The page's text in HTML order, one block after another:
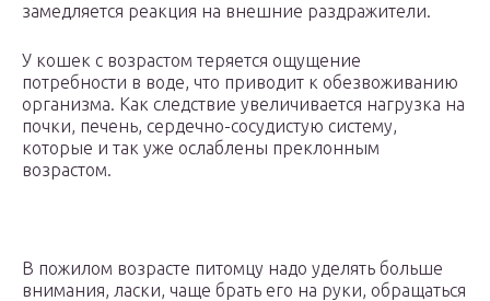
замедляется реакция на внешние раздражители.
У кошек с возрастом теряется ощущение
потребности в воде, что приводит к обезвоживанию
организма. Как следствие увеличивается нагрузка на
почки, печень, сердечно-сосудистую систему,
которые и так уже ослаблены преклонным
возрастом.
В пожилом возрасте питомцу надо уделять больше
внимания, ласки, чаще брать его на руки, обращаться